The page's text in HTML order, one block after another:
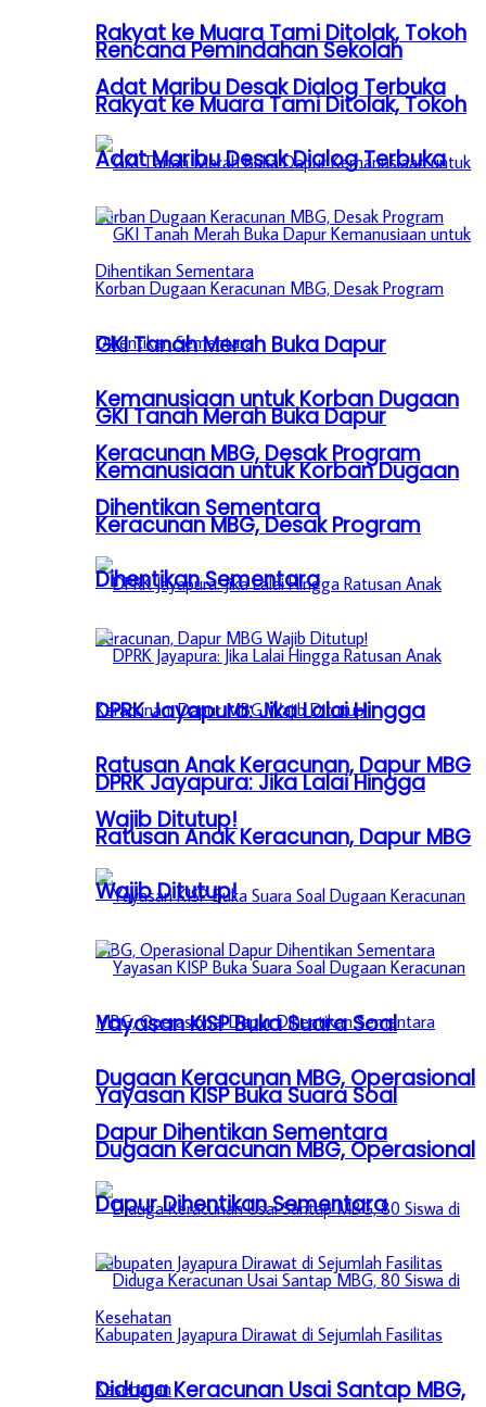
Rakyat ke Muara Tami Ditolak, Tokoh
Adat Maribu Desak Dialog Terbuka
GKI Tanah Merah Buka Dapur
Kemanusiaan untuk Korban Dugaan
Keracunan MBG, Desak Program
Dihentikan Sementara
DPRK Jayapura: Jika Lalai Hingga
Ratusan Anak Keracunan, Dapur MBG
Wajib Ditutup!
Yayasan KISP Buka Suara Soal
Dugaan Keracunan MBG, Operasional
Dapur Dihentikan Sementara
Diduga Keracunan Usai Santap MBG,
Rencana Pemindahan Sekolah
Rakyat ke Muara Tami Ditolak, Tokoh
Adat Maribu Desak Dialog Terbuka
GKI Tanah Merah Buka Dapur
Kemanusiaan untuk Korban Dugaan
Keracunan MBG, Desak Program
Dihentikan Sementara
DPRK Jayapura: Jika Lalai Hingga
Ratusan Anak Keracunan, Dapur MBG
Wajib Ditutup!
Yayasan KISP Buka Suara Soal
Dugaan Keracunan MBG, Operasional
Dapur Dihentikan Sementara